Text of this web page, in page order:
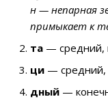
н — непарная
примыкает к
та — средний,
ци — средний,
дный —